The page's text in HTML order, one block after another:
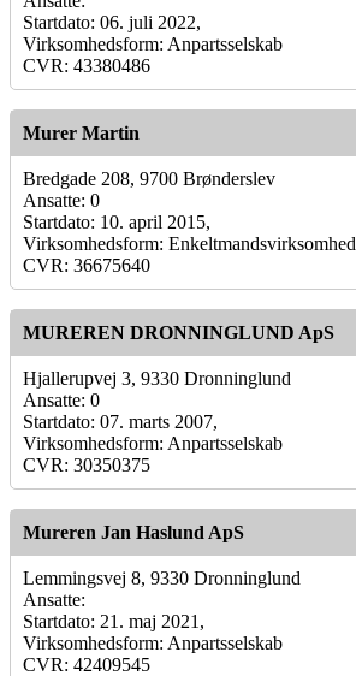
Startdato: 06. juli 2022,
Virksomhedsform: Anpartsselskab
CVR: 43380486
Murer Martin
Bredgade 208, 9700 Brønderslev
Ansatte: 0
Startdato: 10. april 2015,
Virksomhedsform: Enkeltmandsvirksomhed
CVR: 36675640
MUREREN DRONNINGLUND ApS
Hjallerupvej 3, 9330 Dronninglund
Ansatte: 0
Startdato: 07. marts 2007,
Virksomhedsform: Anpartsselskab
CVR: 30350375
Mureren Jan Haslund ApS
Lemmingsvej 8, 9330 Dronninglund
Ansatte:
Startdato: 21. maj 2021,
Virksomhedsform: Anpartsselskab
CVR: 42409545